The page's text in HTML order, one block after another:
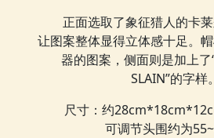
正面选取了象征猎人的卡
让图案整体显得立体感十足。
器的图案，侧面则是加上了
SLAIN”的字样。
尺寸：约
可调节头围约为